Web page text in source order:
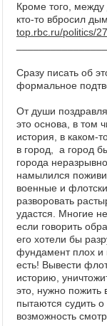
Кроме того, между
кто-то вбросил
top.rbc.ru/politics/
Сразу писать об
формальное
От души
это основа, в том
история, в каком-
в город, а город
города
намылился
военные и
разворовать
удастся. Многие
если говорить
его хотели бы
фундамент плох и
есть! Вывести
историю,
это, нужно пожить
пытаются судить
возможность